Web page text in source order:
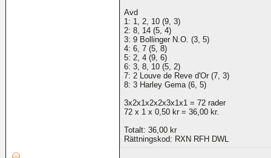
Avd
1: 1, 2, 10 (9, 3)
2: 8, 14 (5, 4)
3: 9 Bollinger N.O. (3, 5)
4: 6, 7 (5, 8)
5: 2, 4 (9, 6)
6: 3, 8, 10 (5, 2)
7: 2 Louve de Reve d'Or (7, 3)
8: 3 Harley Gema (6, 5)
3x2x1x2x2x3x1x1 = 72 rader
72 x 1 x 0,50 kr = 36,00 kr.
Totalt: 36,00 kr
Rättningskod: RXN RFH DWL